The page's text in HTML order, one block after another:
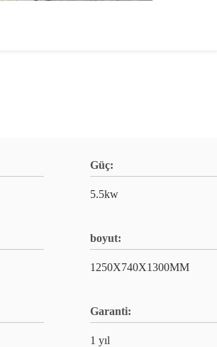
Güç:
5.5kw
boyut:
1250X740X1300MM
Garanti:
1 yıl